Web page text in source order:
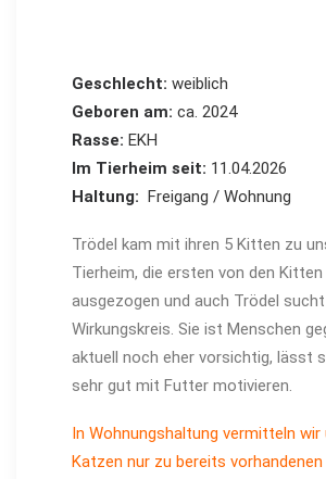
Geschlecht: weiblich
Geboren am: ca. 2024
Rasse: EKH
Im Tierheim seit: 11.04.2026
Haltung: Freigang / Wohnung
Trödel kam mit ihren 5 Kitten zu
Tierheim, die ersten von den
ausgezogen und auch Trödel
Wirkungskreis. Sie ist Menschen
aktuell noch eher vorsichtig, lässt
sehr gut mit Futter motivieren.
In Wohnungshaltung vermitteln wir
Katzen nur zu bereits vorhandenen